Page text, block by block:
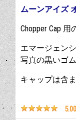
ムーンアイズ
Chopper Cap 用
エマージェン
写真の黒いゴ
キャップは含
5.00